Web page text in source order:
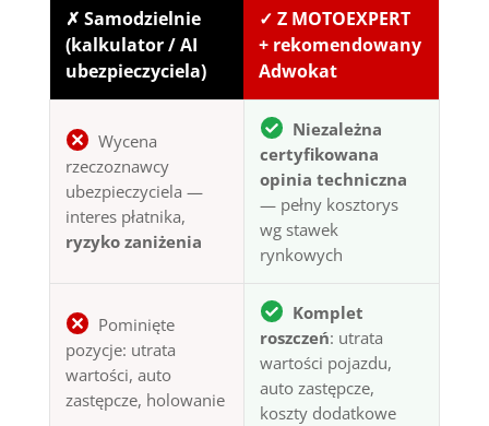
✗ Samodzielnie
(kalkulator / AI
ubezpieczyciela)
✓ Z MOTOEXPERT
+ rekomendowany
Adwokat
Wycena
rzeczoznawcy
ubezpieczyciela —
interes płatnika,
ryzyko zaniżenia
Niezależna
certyfikowana
opinia techniczna
— pełny kosztorys
wg stawek
rynkowych
Pominięte
pozycje: utrata
wartości, auto
zastępcze, holowanie
Komplet
roszczeń: utrata
wartości pojazdu,
auto zastępcze,
koszty dodatkowe